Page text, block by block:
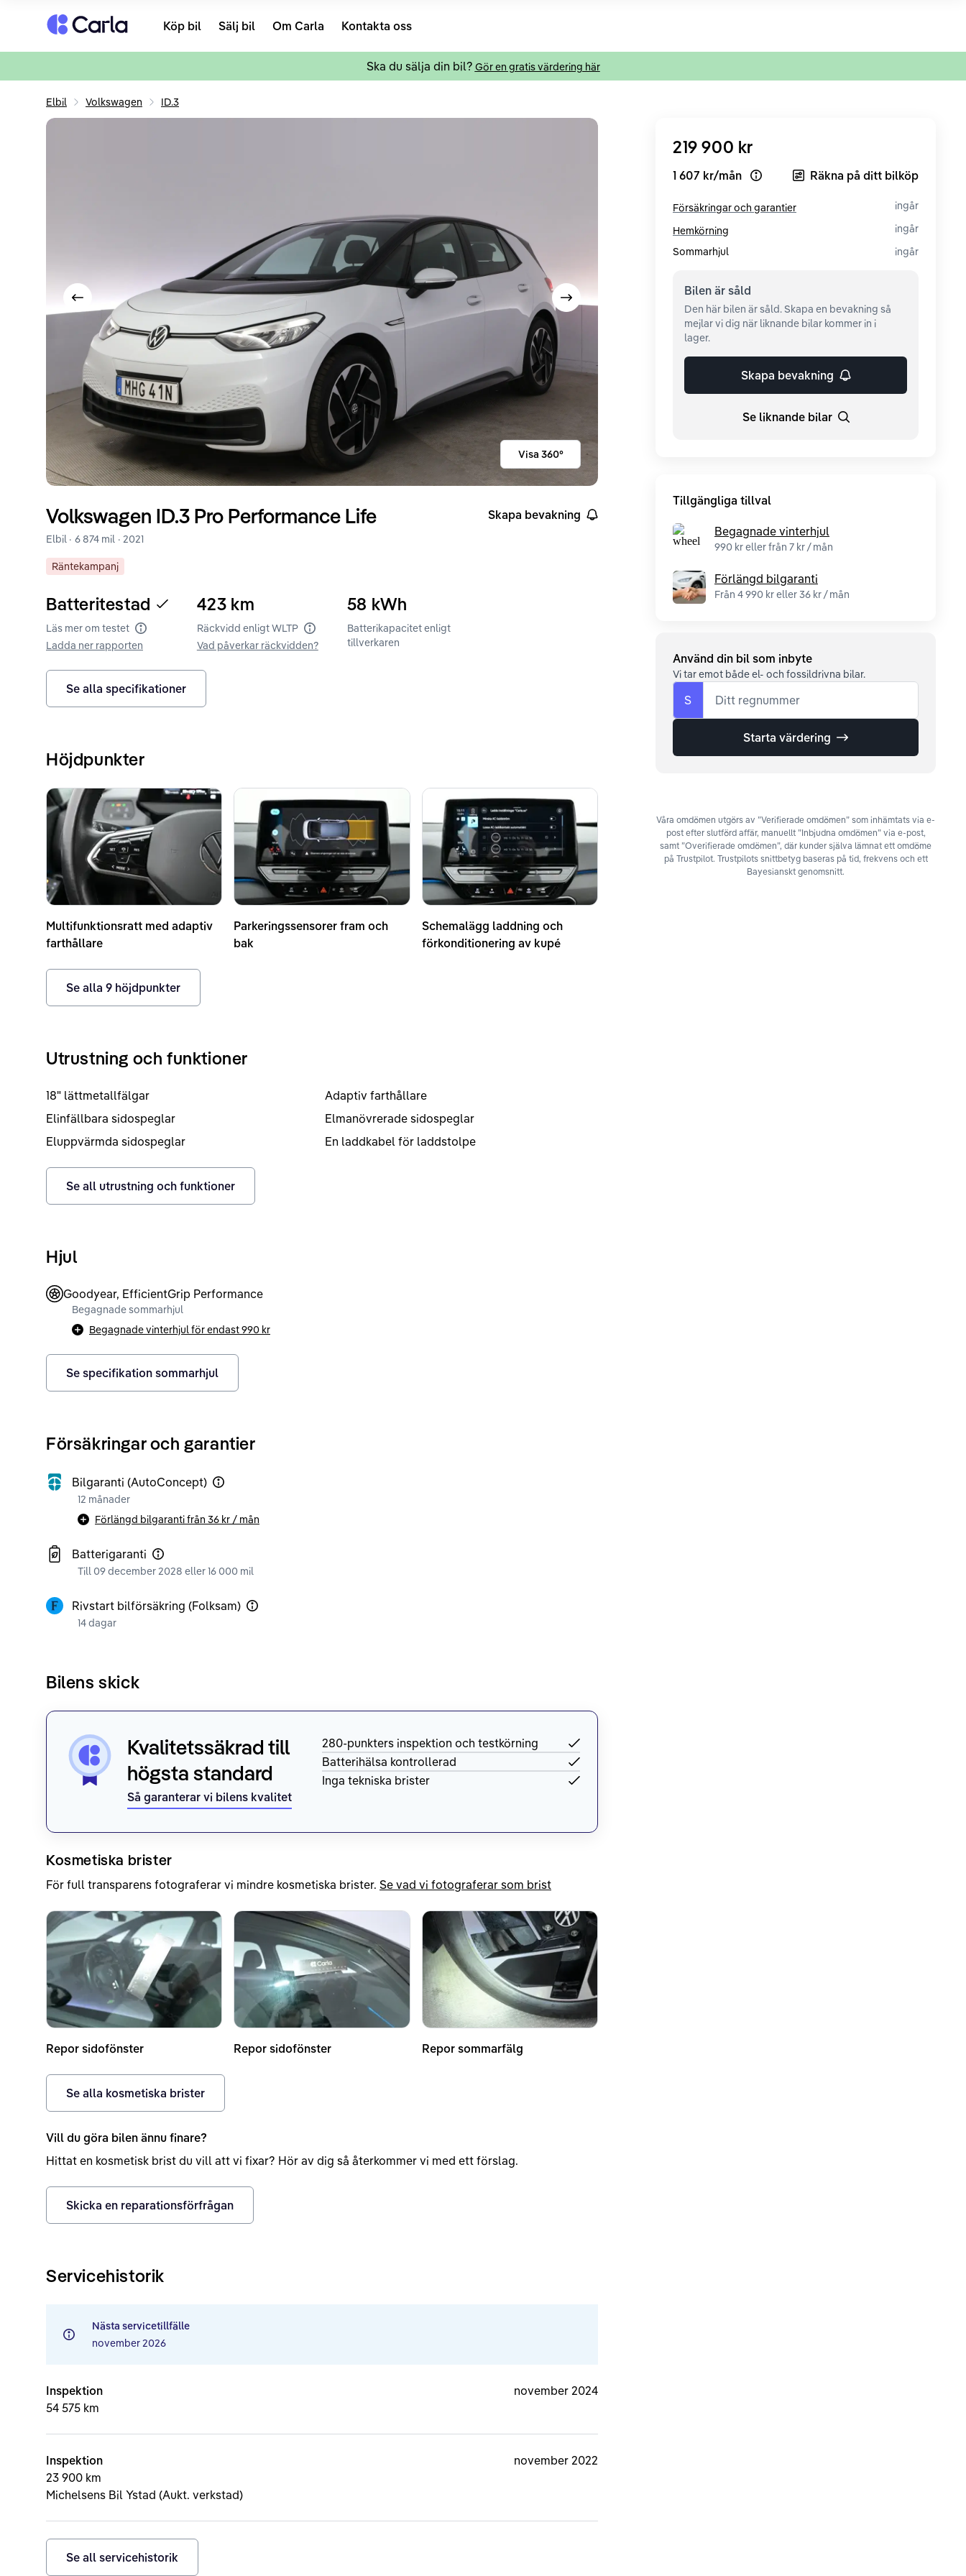
Tillbaka till startsidan Köp bil Sälj bil Om Carla Kontakta oss
Ska du sälja din bil? Gör en gratis värdering här
Elbil Volkswagen ID.3
Visa föregående bild Visa nästa bild
Visa 360°
Volkswagen ID.3 Pro Performance Life Skapa bevakning
Elbil · 6 874 mil · 2021
Räntekampanj
Batteritestad
Läs mer om testet Batteritest
Ladda ner rapporten
423 km
Räckvidd enligt WLTP Räckvidd enligt WLTP
Vad påverkar räckvidden?
58 kWh
Batterikapacitet enligt
tillverkaren
Se alla specifikationer
Höjdpunkter
Multifunktionsratt med adaptiv
farthållare
Parkeringssensorer fram och
bak
Schemalägg laddning och
förkonditionering av kupé
Se alla 9 höjdpunkter
Utrustning och funktioner
18" lättmetallfälgar
Adaptiv farthållare
Elinfällbara sidospeglar
Elmanövrerade sidospeglar
Eluppvärmda sidospeglar
En laddkabel för laddstolpe
Se all utrustning och funktioner
Hjul
Goodyear, EfficientGrip Performance
Begagnade sommarhjul
Begagnade vinterhjul för endast990 kr
Se specifikation sommarhjul
Försäkringar och garantier
Bilgaranti (AutoConcept)
12 månader
Förlängd bilgaranti från 36 kr / mån
Batterigaranti
Till 09 december 2028 eller 16 000 mil
Rivstart bilförsäkring (Folksam)
14 dagar
Bilens skick
Kvalitetssäkrad till
högsta standard
Så garanterar vi bilens kvalitet
280-punkters inspektion och testkörning
Batterihälsa kontrollerad
Inga tekniska brister
Kosmetiska brister
För full transparens fotograferar vi mindre kosmetiska brister. Se vad vi fotograferar som brist
Repor sidofönster Repor sidofönster Repor sommarfälg
Se alla kosmetiska brister
Vill du göra bilen ännu finare?
Hittat en kosmetisk brist du vill att vi fixar? Hör av dig så återkommer vi med ett förslag.
Skicka en reparationsförfrågan
Servicehistorik
Nästa servicetillfälle
november 2026
Inspektion
54 575 km
november 2024
Inspektion
23 900 km
Michelsens Bil Ystad (Aukt. verkstad)
november 2022
Se all servicehistorik
219 900 kr
1 607 kr/mån Open loan exampleRäkna på ditt bilköp
Försäkringar och garantier
ingår
Hemkörning
ingår
Sommarhjul
ingår
Bilen är såld
Den här bilen är såld. Skapa en bevakning så
mejlar vi dig när liknande bilar kommer in i
lager.
Skapa bevakning
Se liknande bilar
Tillgängliga tillval
Begagnade vinterhjul
990 kr eller från 7 kr / mån
Förlängd bilgaranti
Från 4 990 kr eller 36 kr / mån
Använd din bil som inbyte
Vi tar emot både el- och fossildrivna bilar.
S Ditt regnummer
Starta värdering
Våra omdömen utgörs av ”Verifierade omdömen” som inhämtats via e-
post efter slutförd affär, manuellt ”Inbjudna omdömen” via e-post,
samt ”Overifierade omdömen”, där kunder själva lämnat ett omdöme
på Trustpilot. Trustpilots snittbetyg baseras på tid, frekvens och ett
Bayesianskt genomsnitt.